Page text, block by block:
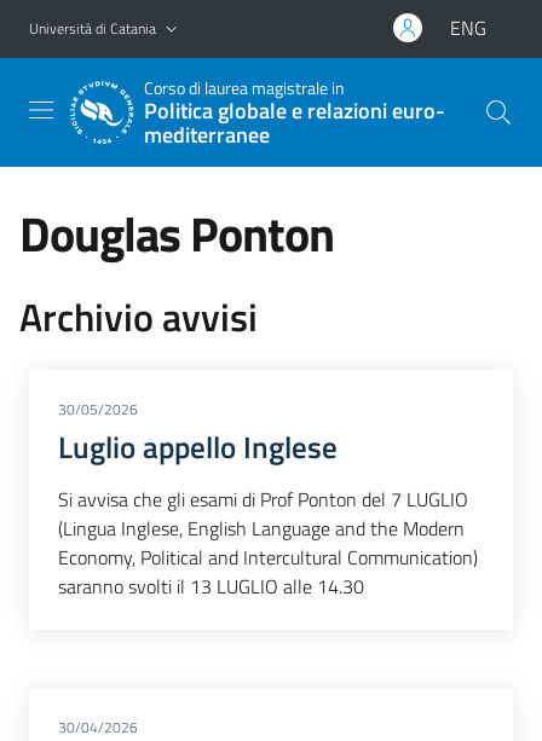
Vai al contenuto principale
Vai al menu di navigazione
Università di Catania ENG
Corso di laurea magistrale in
Politica globale e relazioni euro-
mediterranee
Douglas Ponton
Archivio avvisi
30/05/2026
Luglio appello Inglese
Si avvisa che gli esami di Prof Ponton del 7 LUGLIO
(Lingua Inglese, English Language and the Modern
Economy, Political and Intercultural Communication)
saranno svolti il 13 LUGLIO alle 14.30
30/04/2026